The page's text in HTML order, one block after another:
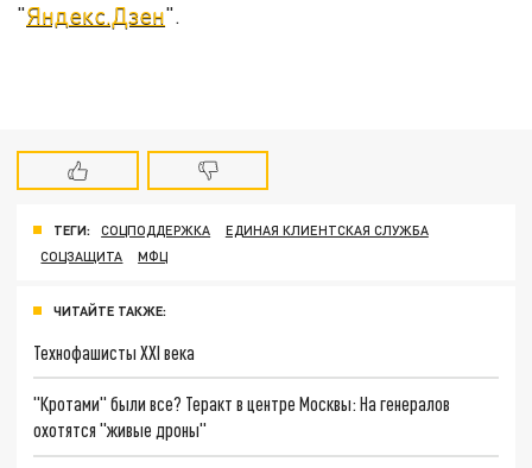
"Яндекс.Дзен".
ТЕГИ: СОЦПОДДЕРЖКА
ЕДИНАЯ КЛИЕНТСКАЯ СЛУЖБА
СОЦЗАЩИТА
МФЦ
ЧИТАЙТЕ ТАКЖЕ:
Технофашисты XXI века
"Кротами" были все? Теракт в центре Москвы: На генералов
охотятся "живые дроны"